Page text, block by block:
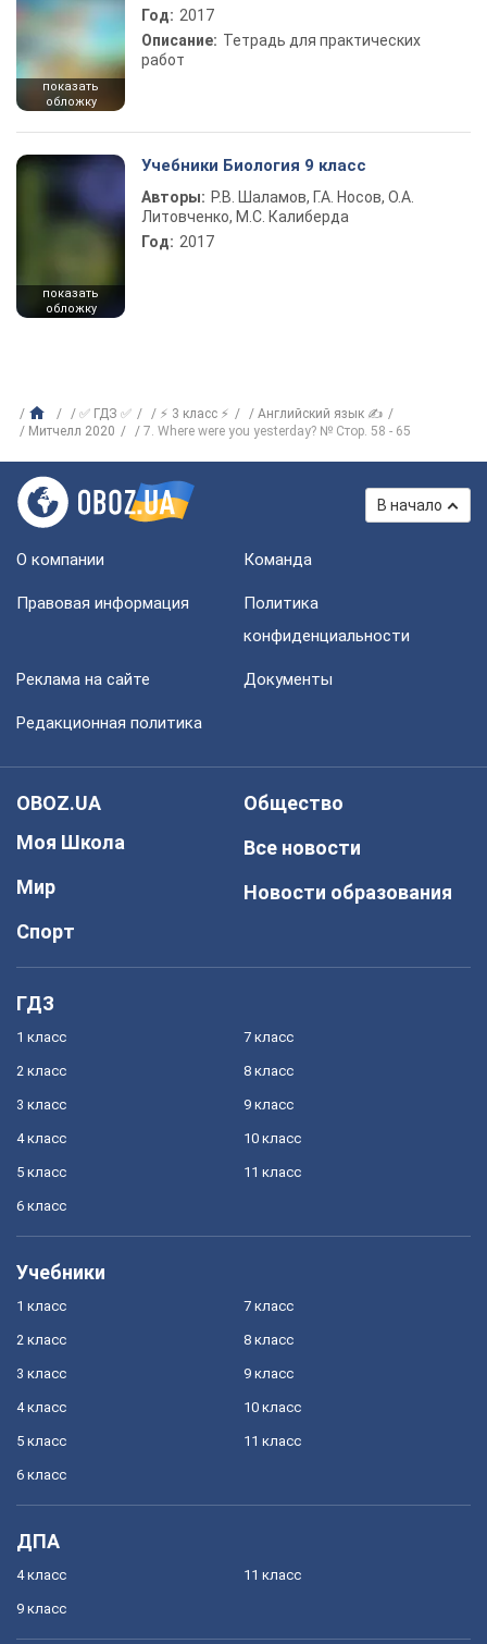
показать
обложку
Год: 2017
Описание: Тетрадь для практических
работ
показать
обложку
Учебники Биология 9 класс
Авторы: Р.В. Шаламов, Г.А. Носов, О.А.
Литовченко, М.С. Калиберда
Год: 2017
✅ ГДЗ ✅ ⚡ 3 класс ⚡
Английский язык ✍
Митчелл 2020
7. Where were you yesterday? № Стор. 58 - 65
В начало
О компании Команда
Правовая информация
Политика
конфиденциальности
Реклама на сайте Документы
Редакционная политика
OBOZ.UA
Моя Школа
Мир
Спорт
Общество
Все новости
Новости образования
ГДЗ
1 класс
2 класс
3 класс
4 класс
5 класс
6 класс
7 класс
8 класс
9 класс
10 класс
11 класс
Учебники
1 класс
2 класс
3 класс
4 класс
5 класс
6 класс
7 класс
8 класс
9 класс
10 класс
11 класс
ДПА
4 класс
9 класс
11 класс